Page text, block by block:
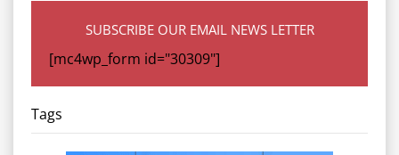
SUBSCRIBE OUR EMAIL NEWS LETTER
[mc4wp_form id="30309"]
Tags